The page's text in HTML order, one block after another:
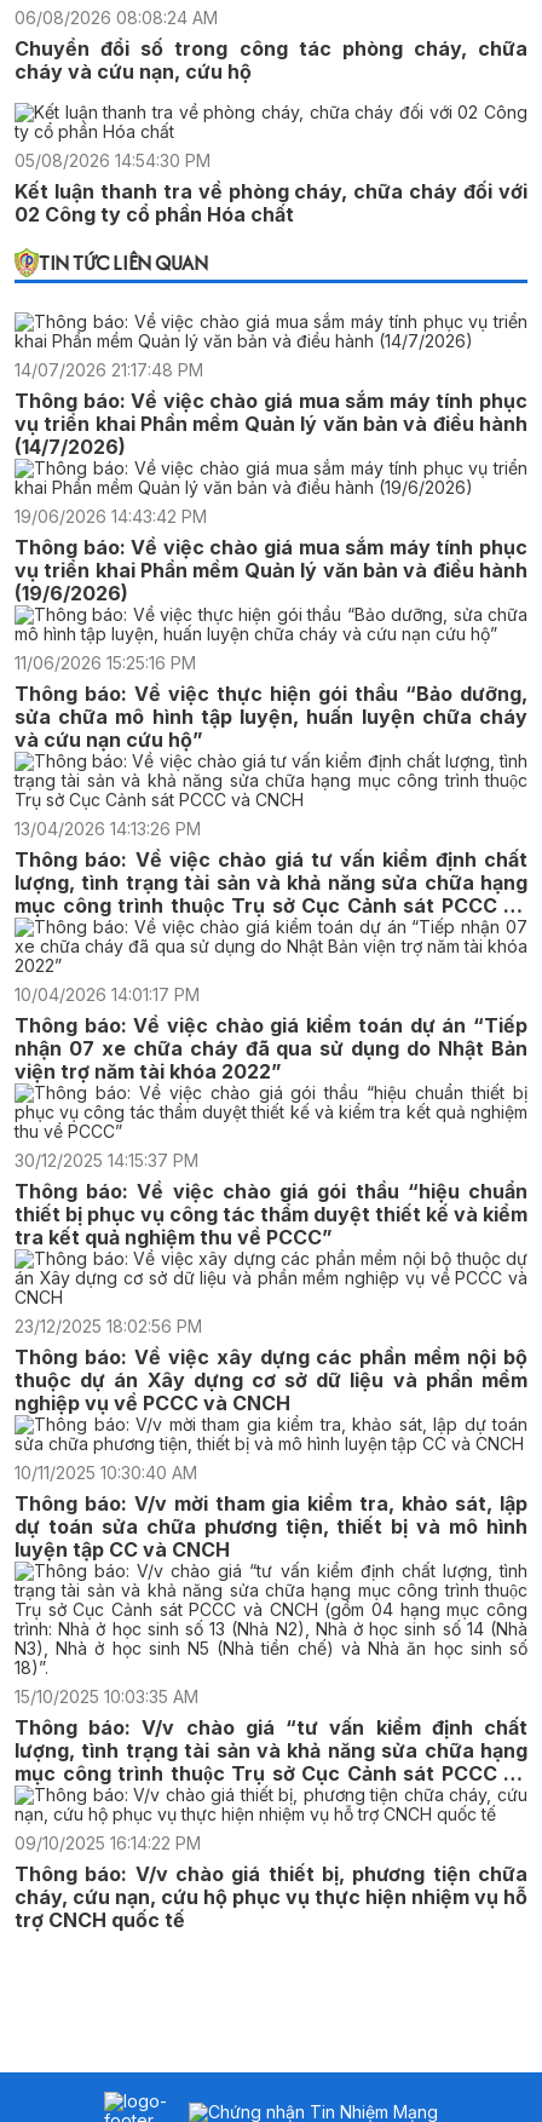
06/08/2026 08:08:24 AM
Chuyển đổi số trong công tác phòng cháy, chữa
cháy và cứu nạn, cứu hộ
05/08/2026 14:54:30 PM
Kết luận thanh tra về phòng cháy, chữa cháy đối với
02 Công ty cổ phần Hóa chất
TIN TỨC LIÊN QUAN
14/07/2026 21:17:48 PM
Thông báo: Về việc chào giá mua sắm máy tính phục
vụ triển khai Phần mềm Quản lý văn bản và điều hành
(14/7/2026)
19/06/2026 14:43:42 PM
Thông báo: Về việc chào giá mua sắm máy tính phục
vụ triển khai Phần mềm Quản lý văn bản và điều hành
(19/6/2026)
11/06/2026 15:25:16 PM
Thông báo: Về việc thực hiện gói thầu “Bảo dưỡng,
sửa chữa mô hình tập luyện, huấn luyện chữa cháy
và cứu nạn cứu hộ”
13/04/2026 14:13:26 PM
Thông báo: Về việc chào giá tư vấn kiểm định chất
lượng, tình trạng tài sản và khả năng sửa chữa hạng
mục công trình thuộc Trụ sở Cục Cảnh sát PCCC và
CNCH
10/04/2026 14:01:17 PM
Thông báo: Về việc chào giá kiểm toán dự án “Tiếp
nhận 07 xe chữa cháy đã qua sử dụng do Nhật Bản
viện trợ năm tài khóa 2022”
30/12/2025 14:15:37 PM
Thông báo: Về việc chào giá gói thầu “hiệu chuẩn
thiết bị phục vụ công tác thẩm duyệt thiết kế và kiểm
tra kết quả nghiệm thu về PCCC”
23/12/2025 18:02:56 PM
Thông báo: Về việc xây dựng các phần mềm nội bộ
thuộc dự án Xây dựng cơ sở dữ liệu và phần mềm
nghiệp vụ về PCCC và CNCH
10/11/2025 10:30:40 AM
Thông báo: V/v mời tham gia kiểm tra, khảo sát, lập
dự toán sửa chữa phương tiện, thiết bị và mô hình
luyện tập CC và CNCH
15/10/2025 10:03:35 AM
Thông báo: V/v chào giá “tư vấn kiểm định chất
lượng, tình trạng tài sản và khả năng sửa chữa hạng
mục công trình thuộc Trụ sở Cục Cảnh sát PCCC và
CNCH (gồm 04 hạng mục công trình: Nhà ở học sinh
số 13 (Nhà N2), Nhà ở học sinh số 14 (Nhà N3), Nhà ở
học sinh N5 (Nhà tiền chế) và Nhà ăn học sinh số
18)”.
09/10/2025 16:14:22 PM
Thông báo: V/v chào giá thiết bị, phương tiện chữa
cháy, cứu nạn, cứu hộ phục vụ thực hiện nhiệm vụ hỗ
trợ CNCH quốc tế